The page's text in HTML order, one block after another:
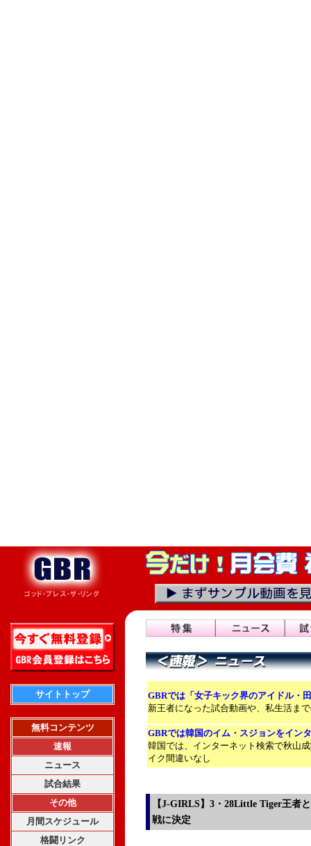
サイトトップ
無料コンテンツ
速報
ニュース
試合結果
その他
月間スケジュール
格闘リンク
GBRでは「女子キック界のアイドル・
新王者になった試合動画や、私生活ま
GBRでは韓国のイム・スジョンをイン
韓国では、インターネット検索で秋山
イク間違いなし
【J-GIRLS】3・28Little Tiger王者
戦に決定